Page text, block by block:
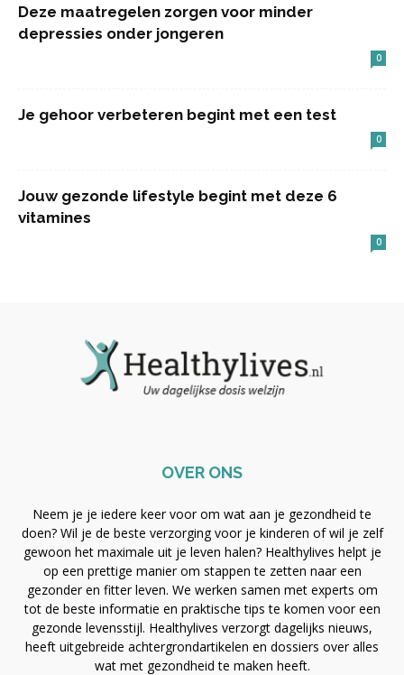
Deze maatregelen zorgen voor minder
depressies onder jongeren
0
Je gehoor verbeteren begint met een test
0
Jouw gezonde lifestyle begint met deze 6
vitamines
0
OVER ONS
Neem je je iedere keer voor om wat aan je gezondheid te
doen? Wil je de beste verzorging voor je kinderen of wil je zelf
gewoon het maximale uit je leven halen? Healthylives helpt je
op een prettige manier om stappen te zetten naar een
gezonder en fitter leven. We werken samen met experts om
tot de beste informatie en praktische tips te komen voor een
gezonde levensstijl. Healthylives verzorgt dagelijks nieuws,
heeft uitgebreide achtergrondartikelen en dossiers over alles
wat met gezondheid te maken heeft.